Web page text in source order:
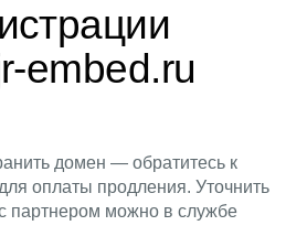
embed.ru
домен — обратитесь к
оплаты продления. Уточнить
партнером можно в службе